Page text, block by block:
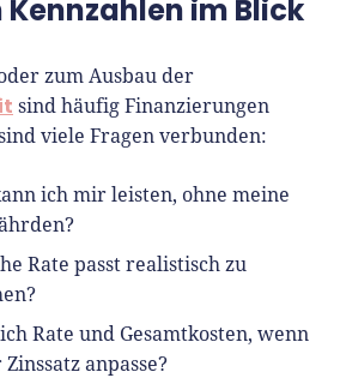
deutschen
Gründern praxisnahe
Insights an die Hand zu
als Chefredakteur,
Kanal.
in anderen Medien
zu
im Blick
zum Ausbau der
sind häufig Finanzierungen
viele Fragen verbunden:
ich mir leisten, ohne meine
Rate passt realistisch zu
Rate und Gesamtkosten, wenn
anpasse?